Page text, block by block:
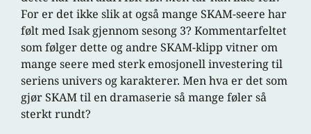
For er det ikke slik at også mange SKAM-seere har
følt med Isak gjennom sesong 3? Kommentarfeltet
som følger dette og andre SKAM-klipp vitner om
mange seere med sterk emosjonell investering til
seriens univers og karakterer. Men hva er det som
gjør SKAM til en dramaserie så mange føler så
sterkt rundt?